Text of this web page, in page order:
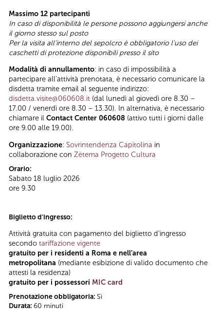
Massimo 12 partecipanti
In caso di disponibilità le persone possono aggiungersi anche
il giorno stesso sul posto
Per la visita all’interno del sepolcro è obbligatorio l'uso dei
caschetti di protezione disponibili presso il sito
Modalità di annullamento: in caso di impossibilità a
partecipare all’attività prenotata, è necessario comunicare la
disdetta tramite email al seguente indirizzo:
disdetta.visite@060608.it (dal lunedì al giovedì ore 8.30 –
17.00 / venerdì ore 8.30 – 13.30). In alternativa, è necessario
chiamare il Contact Center 060608 (attivo tutti i giorni dalle
ore 9.00 alle 19.00).
Organizzazione: Sovrintendenza Capitolina in
collaborazione con Zètema Progetto Cultura
Orario:
Sabato 18 luglio 2026
ore 9.30
Biglietto d'ingresso:
Attività gratuita con pagamento del biglietto d’ingresso
secondo tariffazione vigente
gratuito per i residenti a Roma e nell’area
metropolitana (mediante esibizione di valido documento che
attesti la residenza)
gratuito per i possessori MIC card
Prenotazione obbligatoria: Sì
Durata: 60 minuti